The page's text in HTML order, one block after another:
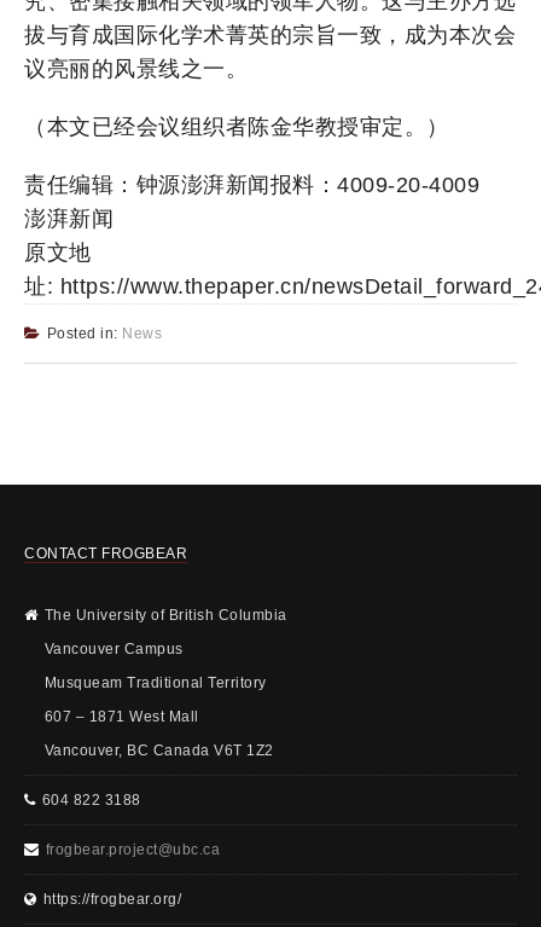
拔与育成国际化学术菁英的宗旨一致，成为本次会
议亮丽的风景线之一。
（本文已经会议组织者陈金华教授审定。）
责任编辑：钟源澎湃新闻报料：4009-20-4009
澎湃新闻
原文地
址: https://www.thepaper.cn/
Posted in: News
CONTACT FROGBEAR
The University of British Columbia
Vancouver Campus
Musqueam Traditional Territory
607 – 1871 West Mall
Vancouver, BC Canada V6T 1Z2
604 822 3188
frogbear.project@ubc.ca
https://frogbear.org/